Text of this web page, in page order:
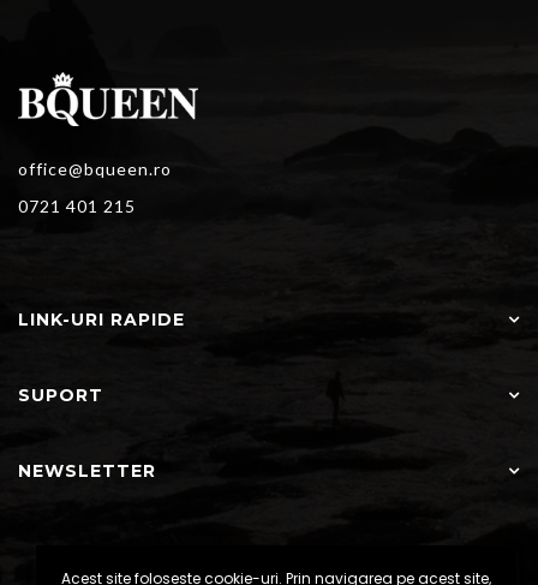
Acest site foloseste cookie-uri. Prin navigarea pe acest site,
office@bqueen.ro
0721 401 215
LINK-URI RAPIDE
SUPORT
NEWSLETTER